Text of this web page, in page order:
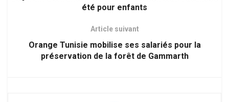
été pour enfants
Article suivant
Orange Tunisie mobilise ses salariés pour la
préservation de la forêt de Gammarth